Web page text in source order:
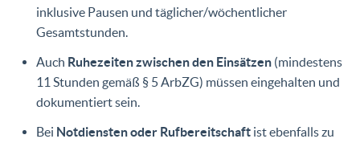
inklusive Pausen und täglicher/wöchentlicher
Gesamtstunden.
Auch Ruhezeiten zwischen den Einsätzen (mindestens
11 Stunden gemäß § 5 ArbZG) müssen eingehalten und
dokumentiert sein.
Bei Notdiensten oder Rufbereitschaft ist ebenfalls zu